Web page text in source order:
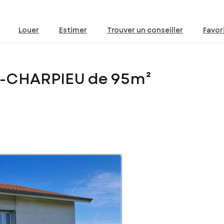
Louer Estimer Trouver un conseiller
de 95m²